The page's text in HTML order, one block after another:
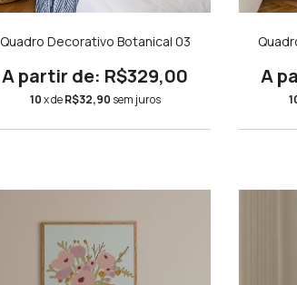
Quadro Decorativo Botanical 03
R$329,00
10x deR$32,90 sem juros